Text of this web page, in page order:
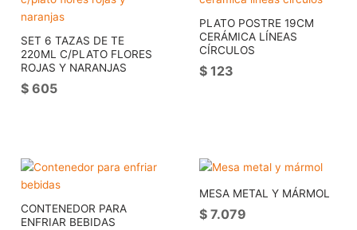
SET 6 TAZAS DE TE
220ML C/PLATO FLORES
ROJAS Y NARANJAS
$ 605
PLATO POSTRE 19CM
CERÁMICA LÍNEAS
CÍRCULOS
$ 123
CONTENEDOR PARA
ENFRIAR BEBIDAS
MESA METAL Y MÁRMOL
$ 7.079